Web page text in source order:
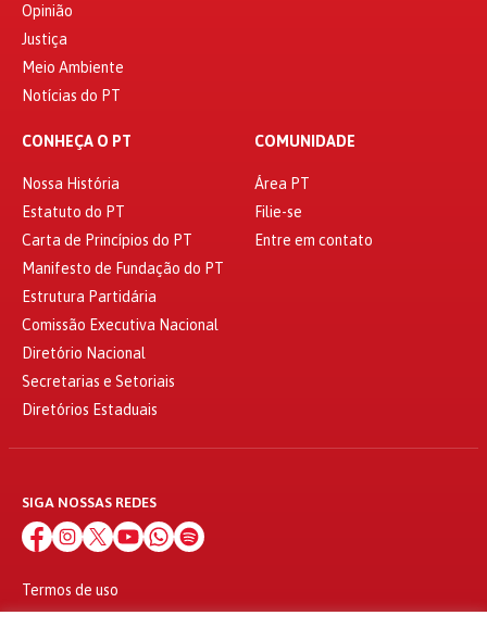
Opinião
Justiça
Meio Ambiente
Notícias do PT
CONHEÇA O PT
Nossa História
Estatuto do PT
Carta de Princípios do PT
Manifesto de Fundação do PT
Estrutura Partidária
Comissão Executiva Nacional
Diretório Nacional
Secretarias e Setoriais
Diretórios Estaduais
COMUNIDADE
Área PT
Filie-se
Entre em contato
SIGA NOSSAS REDES
Termos de uso